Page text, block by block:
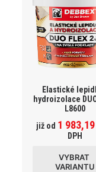
Elastické
hydroizolace
L8600
již od 1 983,19
DPH
VYBRAT
VARIANTU